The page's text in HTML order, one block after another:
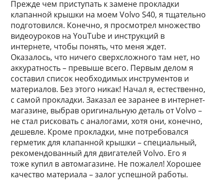
Прежде чем приступать к замене прокладки
клапанной крышки на моем Volvo S40, я тщательно
подготовился. Конечно, я просмотрел множество
видеоуроков на YouTube и инструкций в
интернете, чтобы понять, что меня ждет.
Оказалось, что ничего сверхсложного там нет, но
аккуратность – превыше всего. Первым делом я
составил список необходимых инструментов и
материалов. Без этого никак! Начал я, естественно,
с самой прокладки. Заказал ее заранее в интернет-
магазине, выбрав оригинальную деталь от Volvo –
не стал рисковать с аналогами, хотя они, конечно,
дешевле. Кроме прокладки, мне потребовался
герметик для клапанной крышки – специальный,
рекомендованный для двигателей Volvo. Его я
тоже купил в автомагазине. Не пожалел! Хорошее
качество материала – залог успешной работы.